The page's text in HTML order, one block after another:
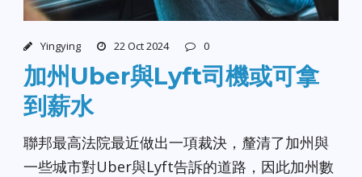
Yingying 22 Oct 2024 0
加州Uber與Lyft司機或可拿
到薪水
聯邦最高法院最近做出一項裁決，釐清了加州與
一些城市對Uber與Lyft告訴的道路，因此加州數